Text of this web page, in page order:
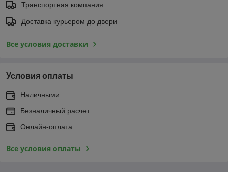
Транспортная компания
Доставка курьером до двери
Все условия доставки
Условия оплаты
Наличными
Безналичный расчет
Онлайн-оплата
Все условия оплаты